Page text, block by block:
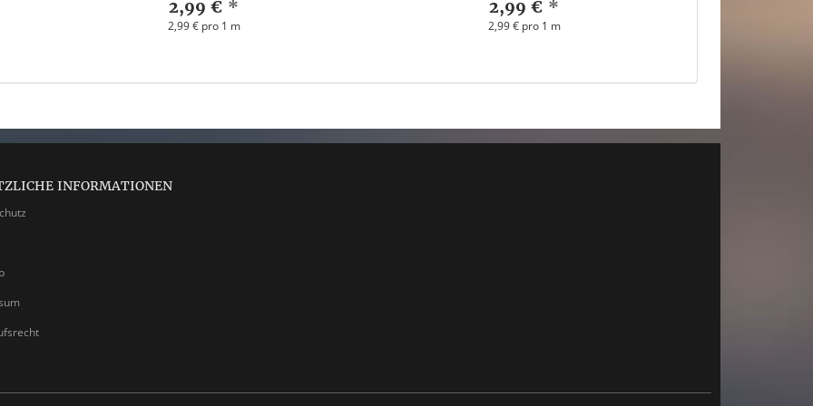
2,99 € *
2,99 € pro 1 m
2,99 € *
2,99 € pro 1 m
INFORMATIONEN